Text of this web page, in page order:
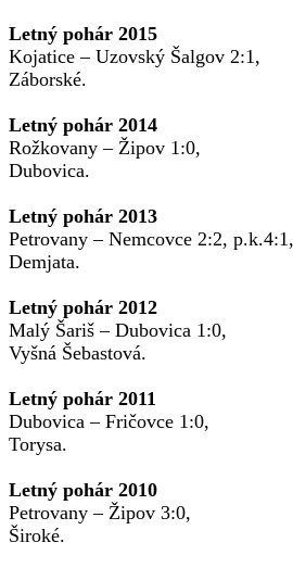
Letný pohár 2015
Kojatice – Uzovský Šalgov 2:1,
Záborské.
Letný pohár 2014
Rožkovany – Žipov 1:0,
Dubovica.
Letný pohár 2013
Petrovany – Nemcovce 2:2, p.k.4:1,
Demjata.
Letný pohár 2012
Malý Šariš – Dubovica 1:0,
Vyšná Šebastová.
Letný pohár 2011
Dubovica – Fričovce 1:0,
Torysa.
Letný pohár 2010
Petrovany – Žipov 3:0,
Široké.